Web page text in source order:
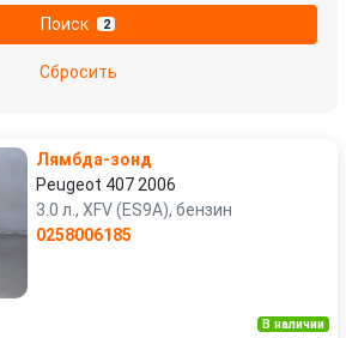
Поиск 2
Сбросить
Лямбда-зонд
Peugeot 407 2006
3.0 л., XFV (ES9A), бензин
0258006185
В наличии